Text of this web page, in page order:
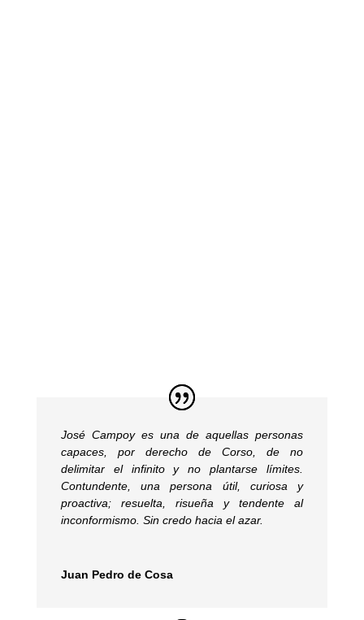
José Campoy es una de aquellas personas
capaces, por derecho de Corso, de no
delimitar el infinito y no plantarse límites.
Contundente, una persona útil, curiosa y
proactiva; resuelta, risueña y tendente al
inconformismo. Sin credo hacia el azar.
Juan Pedro de Cosa